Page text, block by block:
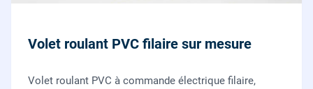
Volet roulant PVC filaire sur mesure
Volet roulant PVC à commande électrique filaire,